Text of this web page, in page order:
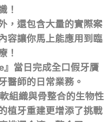
！
，還包含大量的實際案
容讓你馬上能應用到臨
！
』當日完成全口假牙贋
醫師的日常業務。
組織與骨整合的生物性
植牙重建更增添了挑戰